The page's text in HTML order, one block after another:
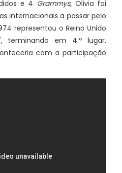
e 4 Grammys, Olivia foi
internacionais a passar pelo
representou o Reino Unido
terminando em 4.º lugar.
com a participação